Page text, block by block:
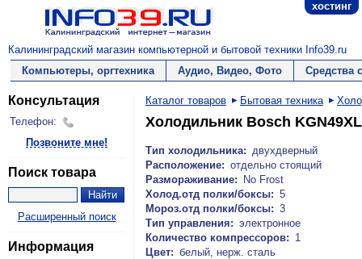
хостинг
Калининградский магазин компьютерной и бытовой техники Info39.ru
Компьютеры, оргтехника
Аудио, Видео, Фото Средства
Консультация
Телефон:
Позвоните мне!
Поиск товара
Расширенный поиск
Информация
Каталог товаров Бытовая техника
Холодильник Bosch
Тип холодильника: двухдверный
Расположение: отдельно стоящий
Размораживание:
No Frost
Холод.отд полки/боксы: 5
Мороз.отд полки/боксы: 3
Тип управления: электронное
Количество компрессоров: 1
Цвет: белый, нерж. сталь